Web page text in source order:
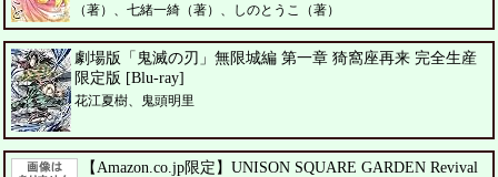
（著）、七緒一綺（著）、しのとうこ（著）
劇場版「鬼滅の刃」無限城編 第一章 猗窩座再来 完全生産
限定版 [Blu-ray]
花江夏樹、鬼頭明里
【Amazon.co.jp限定】UNISON SQUARE GARDEN Revival